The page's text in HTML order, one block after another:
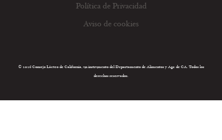
Política de Privacidad
Aviso de cookies
© 2026 Consejo Lácteo de California, un instrumento del Departamento de Alimentos y Agr. de CA. Todos los
derechos reservados.